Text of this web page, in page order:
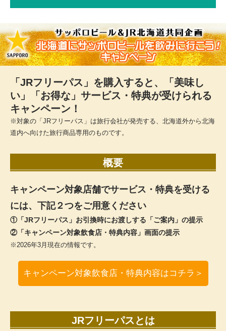
「JRフリーパス」を購入すると、「美味し
い」「お得な」サービス・特典が受けられる
キャンペーン！
※対象の「JRフリーパス」は旅行会社が発売する、北海道外から北海
道内へ向けた旅行商品専用のものです。
概要
キャンペーン対象店舗でサービス・特典を受ける
には、下記２つをご用意ください
①「JRフリーパス」お引換時にお渡しする「ご案内」の提示
②「キャンペーン対象飲食店・特典内容」画面の提示
※2026年3月現在の情報です。
キャンペーン対象飲食店・特典内容はコチラ＞
JRフリーパスとは